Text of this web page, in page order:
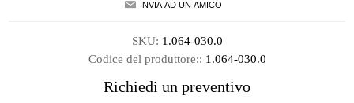
SKU: 1.064-030.0
Codice del produttore:: 1.064-030.0
Richiedi un preventivo